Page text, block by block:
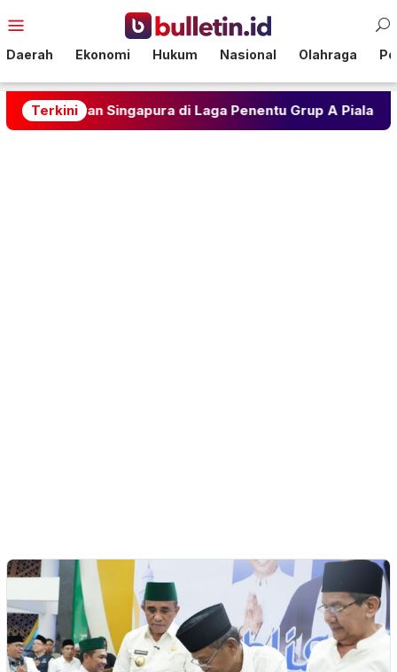
ke
Mobile
Daerah Ekonomi Hukum Nasional Olahraga
Terkini
Singapura di Laga Penentu Grup A Piala AFF 2026